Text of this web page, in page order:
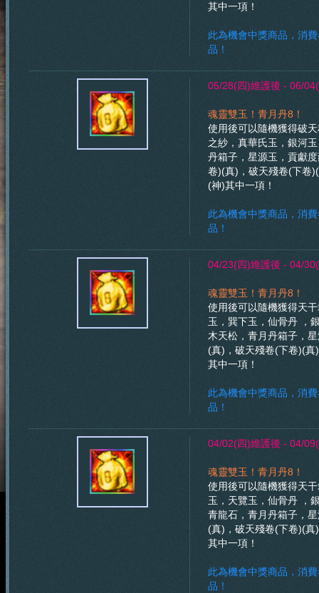
其中一項！
此為機會中獎商品，消
品！
05/28(四)維護後 - 06/
魂靈雙玉！青月丹8！
使用後可以隨機獲得破
之紗，真華氏玉，銀河
丹箱子，星源玉，貢獻
卷)(真)，破天殘卷(下卷
(神)其中一項！
此為機會中獎商品，消
品！
04/23(四)維護後 - 04/
魂靈雙玉！青月丹8！
使用後可以隨機獲得天
玉，巽下玉，仙骨丹 ，
木天松，青月丹箱子，
(真)，破天殘卷(下卷)(
其中一項！
此為機會中獎商品，消
品！
04/02(四)維護後 - 04/
魂靈雙玉！青月丹8！
使用後可以隨機獲得天
玉，天覽玉，仙骨丹 ，
青龍石，青月丹箱子，
(真)，破天殘卷(下卷)(
其中一項！
此為機會中獎商品，消
品！